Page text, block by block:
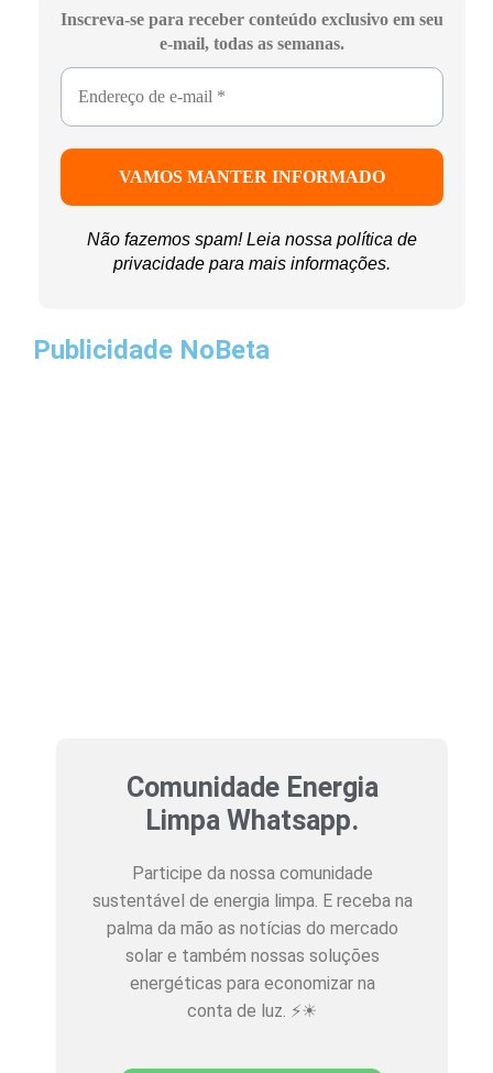
Inscreva-se para receber conteúdo exclusivo em seu
e-mail, todas as semanas.
Não fazemos spam! Leia nossa política de
privacidade para mais informações.
Publicidade NoBeta
Comunidade Energia
Limpa Whatsapp.
Participe da nossa comunidade
sustentável de energia limpa. E receba na
palma da mão as notícias do mercado
solar e também nossas soluções
energéticas para economizar na
conta de luz. ⚡☀